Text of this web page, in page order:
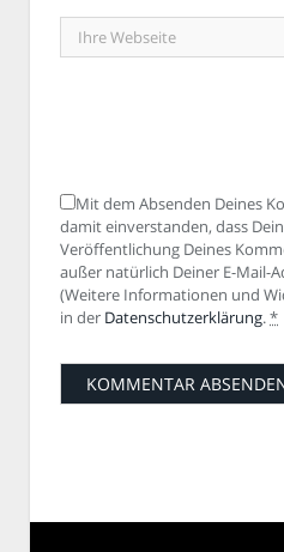
Mit dem Absenden Deines
damit einverstanden, dass
Veröffentlichung Deines
außer natürlich Deiner E-Mail-
(Weitere Informationen und
in der Datenschutzerklärung.*